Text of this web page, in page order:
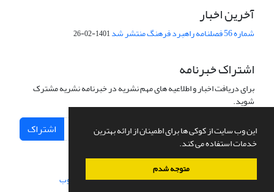
این وب سایت از کوکی ها برای اطمینان از ارائه بهترین
خدمات استفاده می کند.
متوجه شدم
آخرین اخبار
شماره 56 فصلنامه راهبرد فرهنگ منتشر شد 1401-02-26
اشتراک خبرنامه
برای دریافت اخبار و اطلاعیه های مهم نشریه در خبرنامه نشریه مشترک
شوید.
اشتراک
سامانه مدیریت نشریات علمی.طراحی و پیاده سازی از سیناوب